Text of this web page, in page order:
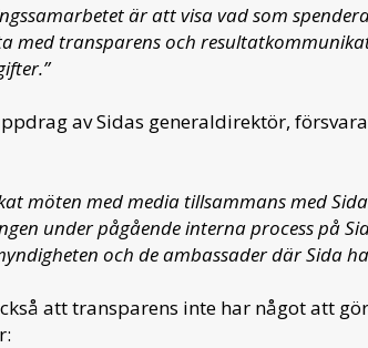
är att visa vad som
med transparens och
av Sidas generaldirektör,
möten med media tillsammans med
under pågående interna process på
och de ambassader där Sida
att transparens inte har något att